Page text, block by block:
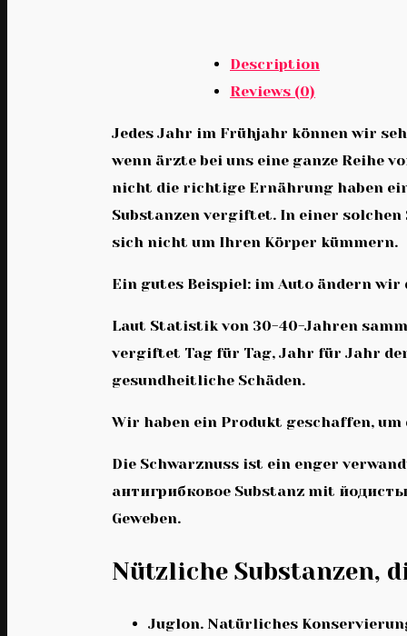
Description
Reviews (0)
Jedes Jahr im Frühjahr können wir
wenn ärzte bei uns eine ganze Reihe
nicht die richtige Ernährung haben
Substanzen vergiftet. In einer
sich nicht um Ihren Körper kümmern.
Ein gutes Beispiel: im Auto ändern
Laut Statistik von 30-40-Jahren
vergiftet Tag für Tag, Jahr für Jahr
gesundheitliche Schäden.
Wir haben ein Produkt geschaffen,
Die Schwarznuss ist ein enger
антигрибковое Substanz mit
Geweben.
Nützliche Substanzen,
Juglon. Natürliches